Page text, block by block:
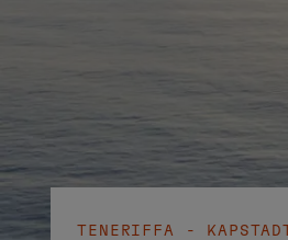
TENERIFFA - KAPSTADT